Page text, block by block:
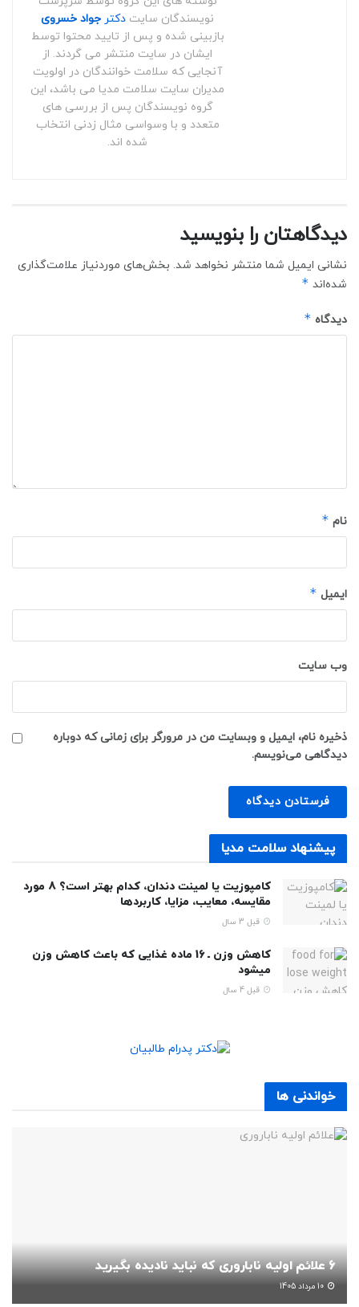
نویسندگان سایت دکتر جواد خسروی
بازبینی شده و پس از تایید محتوا توسط
ایشان در سایت منتشر می گردند. از
آنجایی که سلامت خوانندگان در اولویت
مدیران سایت سلامت مدیا می باشد، این
گروه نویسندگان پس از بررسی های
متعدد و با وسواسی مثال زدنی انتخاب
شده اند.
دیدگاهتان را بنویسید
نشانی ایمیل شما منتشر نخواهد شد. بخش‌های موردنیاز علامت‌گذاری
شده‌اند *
دیدگاه *
نام *
ایمیل *
وب‌ سایت
ذخیره نام، ایمیل و وبسایت من در مرورگر برای زمانی که دوباره
دیدگاهی می‌نویسم.
پیشنهاد سلامت مدیا
کامپوزیت یا لمینت دندان، کدام بهتر است؟ 8 مورد
مقایسه، معایب، مزایا، کاربردها
قبل 3 سال
کاهش وزن ـ 16 ماده غذایی که باعث کاهش وزن
میشود
قبل 4 سال
خواندنی ها
6 علائم اولیه ناباروری که نباید نادیده بگیرید